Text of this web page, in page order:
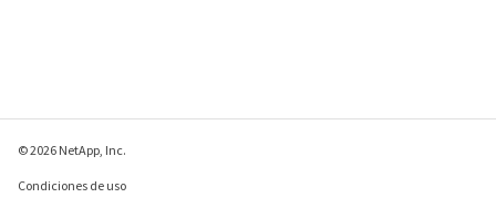
© 2026 NetApp, Inc.
Condiciones de uso